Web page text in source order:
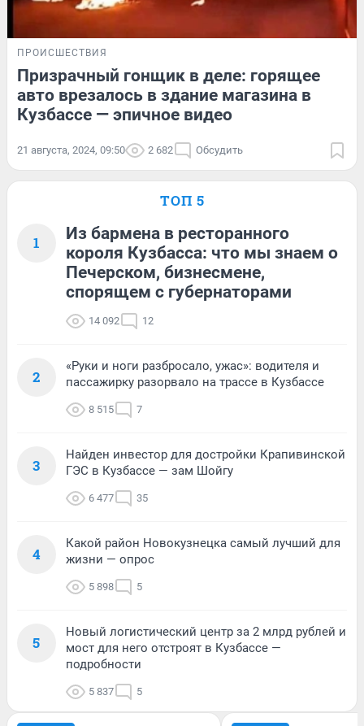
ПРОИСШЕСТВИЯ
Призрачный гонщик в деле: горящее
авто врезалось в здание магазина в
Кузбассе — эпичное видео
21 августа, 2024, 09:50 2 682 Обсудить
ТОП 5
1
Из бармена в ресторанного
короля Кузбасса: что мы знаем о
Печерском, бизнесмене,
спорящем с губернаторами
14 092 12
2
«Руки и ноги разбросало, ужас»: водителя и
пассажирку разорвало на трассе в Кузбассе
8 515 7
3
Найден инвестор для достройки Крапивинской
ГЭС в Кузбассе — зам Шойгу
6 477 35
4
Какой район Новокузнецка самый лучший для
жизни — опрос
5 898 5
5
Новый логистический центр за 2 млрд рублей и
мост для него отстроят в Кузбассе —
подробности
5 837 5